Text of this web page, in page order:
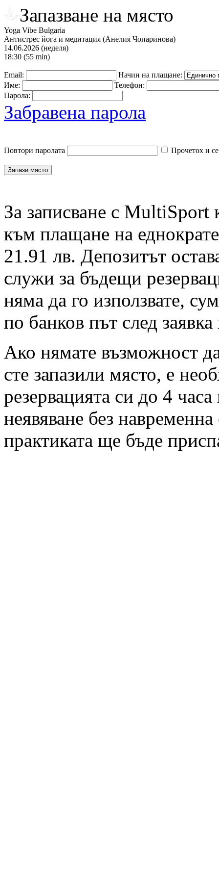
Запазване на място
Yoga Vibe Bulgaria
Антистрес йога и медитация (Анелия Чопаринова)
14.06.2026 (неделя)
18:30 (55 min)
Email:
Начин на плащане:
Име:
Телефон:
Парола:
Забравена парола
Повтори паролата Прочетох и
За записване с MultiSport
към плащане на
21.91 лв. Депозитът
служи за бъдещи
няма да го използвате,
по банков път след
Ако нямате възможност
сте запазили място, е
резервацията си до 4
неявяване без
практиката ще бъде